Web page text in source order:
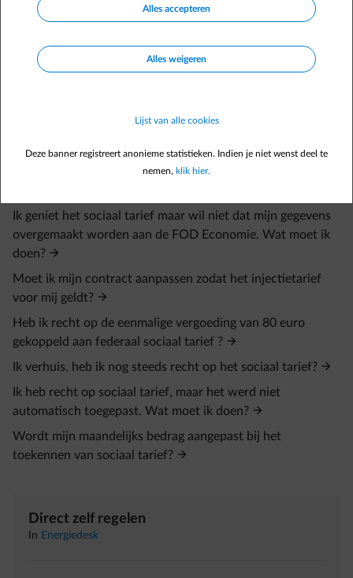
Veelgestelde vragen
Hoe vraag ik sociaal tarief aan?
Ik heb geen recht meer op sociaal tarief. Wat moet ik doen?
Hoe weet ik of het sociaal tarief voor mij toegepast wordt?
Ik geniet het sociaal tarief maar wil niet dat mijn gegevens
overgemaakt worden aan de FOD Economie. Wat moet ik
doen?
Moet ik mijn contract aanpassen zodat het injectietarief
voor mij geldt?
Heb ik recht op de eenmalige vergoeding van 80 euro
gekoppeld aan federaal sociaal tarief ?
Ik verhuis, heb ik nog steeds recht op het sociaal tarief?
Ik heb recht op sociaal tarief, maar het werd niet
automatisch toegepast. Wat moet ik doen?
Wordt mijn maandelijks bedrag aangepast bij het
toekennen van sociaal tarief?
Direct zelf regelen
In Energiedesk
Alles accepteren
Alles weigeren
Lijst van alle cookies
Deze banner registreert anonieme statistieken. Indien je niet wenst deel te
nemen, klik hier.